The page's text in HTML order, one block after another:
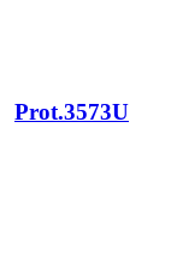
Prot.3573U